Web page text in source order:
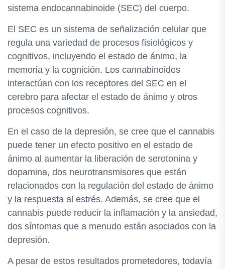
sistema endocannabinoide (SEC) del cuerpo.
El SEC es un sistema de señalización celular que
regula una variedad de procesos fisiológicos y
cognitivos, incluyendo el estado de ánimo, la
memoria y la cognición. Los cannabinoides
interactúan con los receptores del SEC en el
cerebro para afectar el estado de ánimo y otros
procesos cognitivos.
En el caso de la depresión, se cree que el cannabis
puede tener un efecto positivo en el estado de
ánimo al aumentar la liberación de serotonina y
dopamina, dos neurotransmisores que están
relacionados con la regulación del estado de ánimo
y la respuesta al estrés. Además, se cree que el
cannabis puede reducir la inflamación y la ansiedad,
dos síntomas que a menudo están asociados con la
depresión.
A pesar de estos resultados prometedores, todavía